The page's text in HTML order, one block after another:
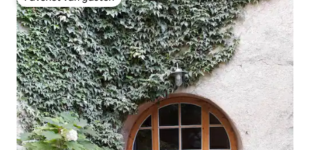
Favoriet van gasten